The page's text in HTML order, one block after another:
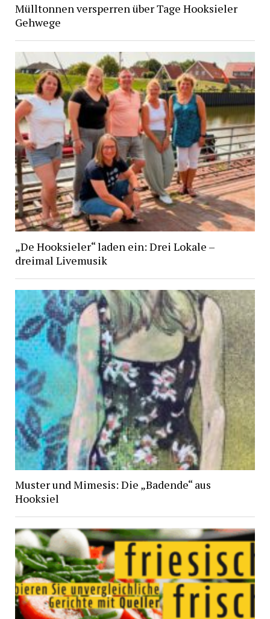
Mülltonnen versperren über Tage Hooksieler
Gehwege
„De Hooksieler“ laden ein: Drei Lokale –
dreimal Livemusik
Muster und Mimesis: Die „Badende“ aus
Hooksiel